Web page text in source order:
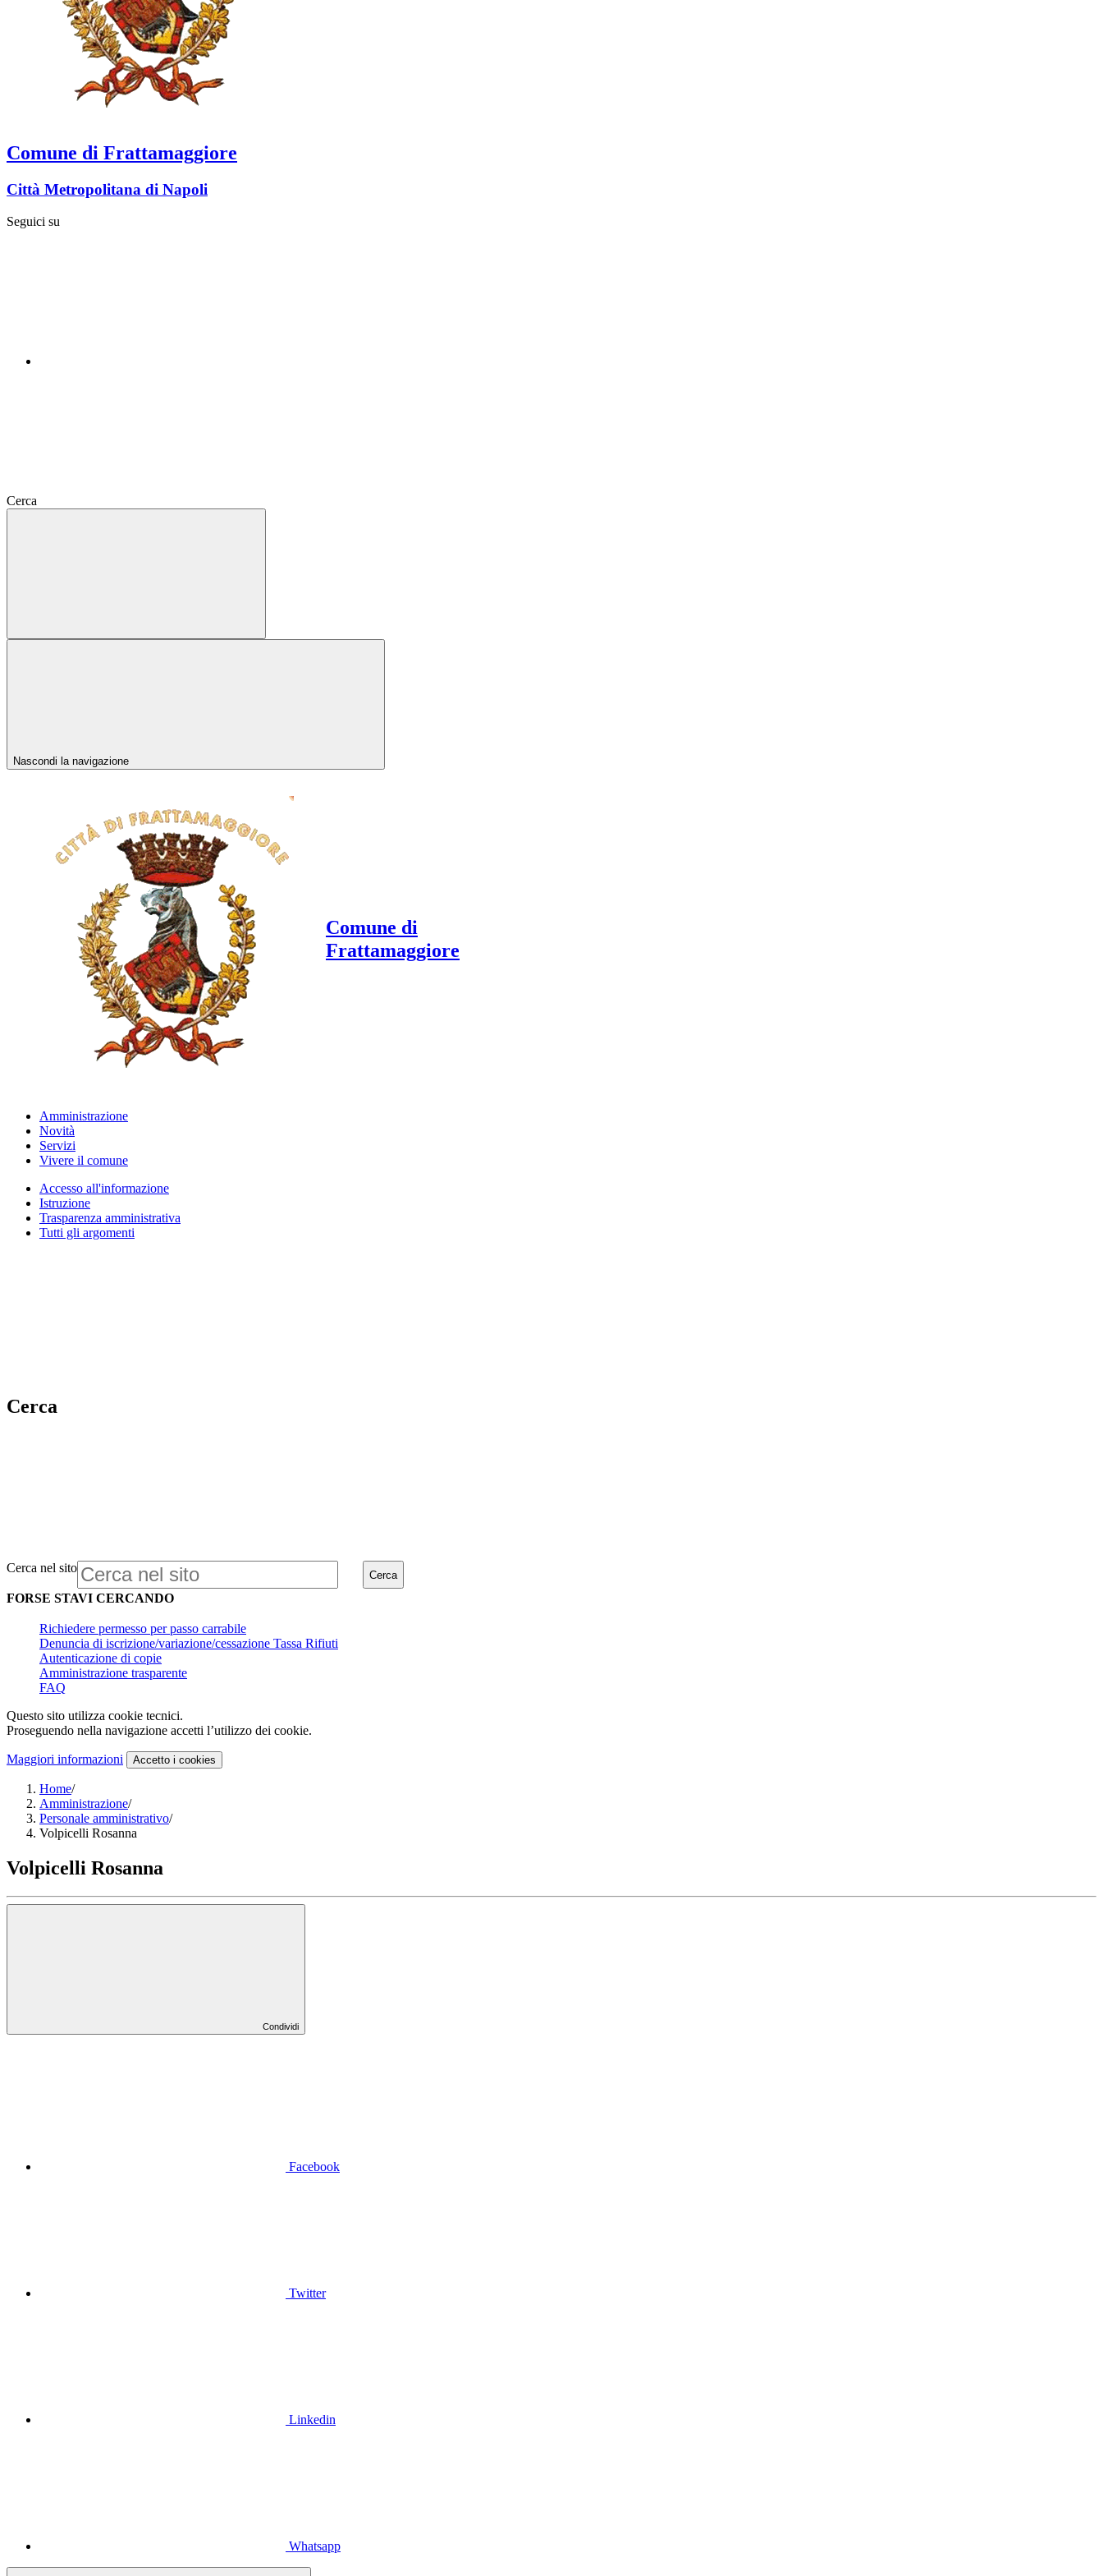
Comune di Frattamaggiore
Città Metropolitana di Napoli
Seguici su
Cerca
Nascondi la navigazione
Comune di
Frattamaggiore
Amministrazione
Novità
Servizi
Vivere il comune
Accesso all'informazione
Istruzione
Trasparenza amministrativa
Tutti gli argomenti
Cerca
Cerca nel sito Cerca
FORSE STAVI CERCANDO
Richiedere permesso per passo carrabile
Denuncia di iscrizione/variazione/cessazione Tassa Rifiuti
Autenticazione di copie
Amministrazione trasparente
FAQ
Questo sito utilizza cookie tecnici.
Proseguendo nella navigazione accetti l’utilizzo dei cookie.
Maggiori informazioni Accetto i cookies
Home/
Amministrazione/
Personale amministrativo/
Volpicelli Rosanna
Volpicelli Rosanna
Condividi
Facebook
Twitter
Linkedin
Whatsapp